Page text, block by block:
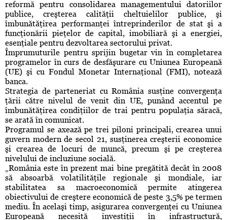
reformă pentru consolidarea managementului datoriilor
publice, creşterea calităţii cheltuielilor publice, şi
îmbunătăţirea performanţei întreprinderilor de stat şi a
funcţionării pieţelor de capital, imobiliară şi a energiei,
esenţiale pentru dezvoltarea sectorului privat.
Împrumuturile pentru sprijin bugetar vin în completarea
programelor în curs de desfăşurare cu Uniunea Europeană
(UE) şi cu Fondul Monetar Internaţional (FMI), notează
banca.
Strategia de parteneriat cu România susţine convergenţa
ţării către nivelul de venit din UE, punând accentul pe
îmbunătăţirea condiţiilor de trai pentru populaţia săracă,
se arată în comunicat.
Programul se axează pe trei piloni principali, crearea unui
guvern modern de secol 21, susţinerea creşterii economice
şi crearea de locuri de muncă, precum şi pe creşterea
nivelului de incluziune socială.
„România este în prezent mai bine pregătită decât în 2008
să absoarbă volatilităţile regionale şi mondiale, iar
stabilitatea sa macroeconomică permite atingerea
obiectivului de creştere economică de peste 3,5% pe termen
mediu. În acelaşi timp, asigurarea convergenţei cu Uniunea
Europeană necesită investiţii în infrastructură,